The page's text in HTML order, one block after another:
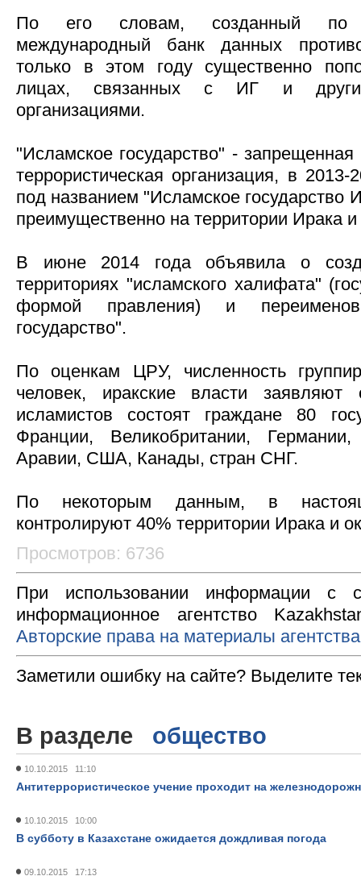
По его словам, созданный по
международный банк данных
только в этом году существенно
лицах, связанных с ИГ и
организациями.
"Исламское государство" -
террористическая организация, в 2013-
под названием "Исламское государство
преимущественно на территории Ирака
В июне 2014 года объявила о
территориях "исламского халифата"
формой правления) и
государство".
По оценкам ЦРУ, численность
человек, иракские власти
исламистов состоят граждане 80
Франции, Великобритании,
Аравии, США, Канады, стран СНГ.
По некоторым данным, в
контролируют 40% территории Ирака и
Просмотров: 6736
При использовании информации с
информационное агентство
Авторские права на материалы
Заметили ошибку на сайте? Выделите
В разделе общество
10.10.2015 11:10
Антитеррористическое учение проходит на
10.10.2015 10:00
В субботу в Казахстане ожидается дождливая погода
09.10.2015 17:13